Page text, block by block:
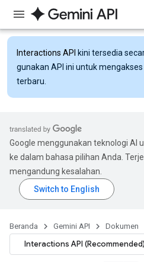
Interactions API kini tersedia
gunakan API ini untuk
terbaru.
Google menggunakan teknologi AI
ke dalam bahasa pilihan Anda.
mengandung kesalahan.
Beranda Gemini API Dokumen
Interactions API (Recommended)